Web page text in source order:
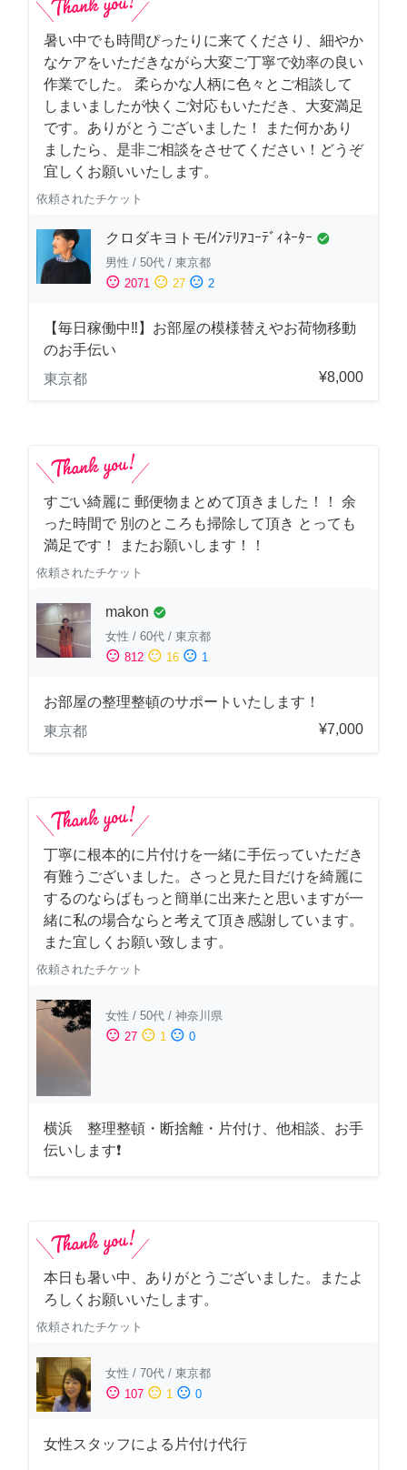
暑い中でも時間ぴったりに来てくださり、細やか
なケアをいただきながら大変ご丁寧で効率の良い
作業でした。 柔らかな人柄に色々とご相談して
しまいましたが快くご対応もいただき、大変満足
です。ありがとうございました！ また何かあり
ましたら、是非ご相談をさせてください！どうぞ
宜しくお願いいたします。
依頼されたチケット
クロダキヨトモ/ｲﾝﾃﾘｱｺｰﾃﾞｨﾈｰﾀｰ check_circle
男性 / 50代 / 東京都
sentiment_satisfied 2071 sentiment_neutral 27 sentiment_dissatisfied 2
【毎日稼働中‼︎】お部屋の模様替えやお荷物移動
のお手伝い
東京都
¥8,000
すごい綺麗に 郵便物まとめて頂きました！！ 余
った時間で 別のところも掃除して頂き とっても
満足です！ またお願いします！！
依頼されたチケット
makon check_circle
女性 / 60代 / 東京都
sentiment_satisfied 812 sentiment_neutral 16 sentiment_dissatisfied 1
お部屋の整理整頓のサポートいたします！
東京都
¥7,000
丁寧に根本的に片付けを一緒に手伝っていただき
有難うございました。さっと見た目だけを綺麗に
するのならばもっと簡単に出来たと思いますが一
緒に私の場合ならと考えて頂き感謝しています。
また宜しくお願い致します。
依頼されたチケット
女性 / 50代 / 神奈川県
sentiment_satisfied 27 sentiment_neutral 1 sentiment_dissatisfied 0
横浜 整理整頓・断捨離・片付け、他相談、お手
伝いします❗
本日も暑い中、ありがとうございました。またよ
ろしくお願いいたします。
依頼されたチケット
女性 / 70代 / 東京都
sentiment_satisfied 107 sentiment_neutral 1 sentiment_dissatisfied 0
女性スタッフによる片付け代行